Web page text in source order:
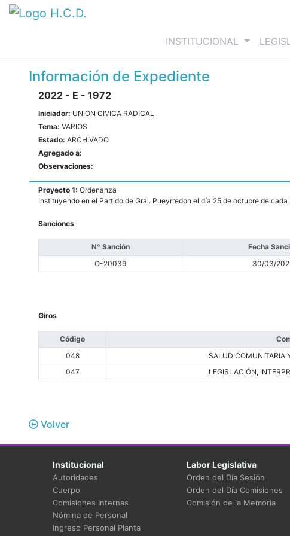
INSTITUCIONAL (current)
Información de Expediente
2022 - E - 1972
Iniciador: UNION CIVICA RADICAL
Tema: VARIOS
Estado: ARCHIVADO
Agregado a:
Observaciones:
Proyecto 1: Ordenanza
Instituyendo en el Partido de Gral. Pueyrredon el día 25 de octubre de
Sanciones
N° Sanción Fecha
O-20039
30/03/
Giros
Código
048
SALUD COMUNITARIA
047
LEGISLACIÓN,
Volver
Institucional
Autoridades
Cuerpo
Comisiones Internas
Nómina de Personal
Ingreso Personal Planta
Labor Legislativa
Orden del Día Sesión
Orden del Día Comisiones
Comisión de la Memoria